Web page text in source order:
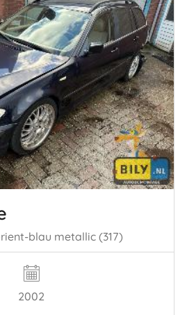
blau metallic (317)
2002